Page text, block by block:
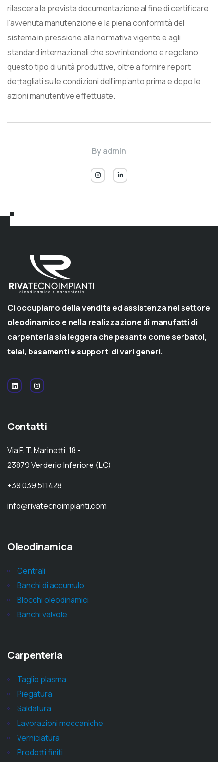
rilascerà la prevista documentazione al fine di certificare
l’avvenuta manutenzione e la piena conformità del
sistema in pressione alla normativa vigente e agli
standard internazionali che sovrintendono e regolano
questo tipo di unità produttive, oltre a fornire report
dettagliati sulle condizioni dell’impianto prima e dopo le
azioni manutentive effettuate.
Byadmin
Ci occupiamo della vendita ed assistenza nel settore
oleodinamico e nella realizzazione di manufatti di
carpenteria sia leggera che pesante come serbatoi,
telai, basamenti e supporti di vari generi.
Contatti
Via F. T. Marinetti, 18 -
23879 Verderio Inferiore (LC)
+39 039 511428
info@rivatecnoimpianti.com
Oleodinamica
Centrali
Banchi di accumulo
Blocchi oleodinamici
Banchi valvole
Carpenteria
Taglio plasma
Piegatura
Saldatura
Lavorazioni meccaniche
Verniciatura
Prodotti finiti